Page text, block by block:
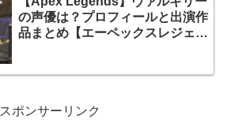
の声優は？プロフィールと出演作
品まとめ【エーペックスレジェン
スポンサーリンク